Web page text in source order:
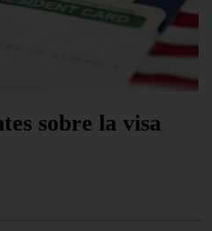
sobre la visa